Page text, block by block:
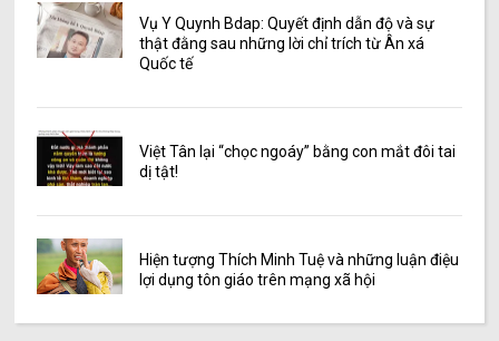
Vụ Y Quynh Bdap: Quyết định dẫn độ và sự
thật đằng sau những lời chỉ trích từ Ân xá
Quốc tế
Việt Tân lại “chọc ngoáy” bằng con mắt đôi tai
dị tật!
Hiện tượng Thích Minh Tuệ và những luận điệu
lợi dụng tôn giáo trên mạng xã hội